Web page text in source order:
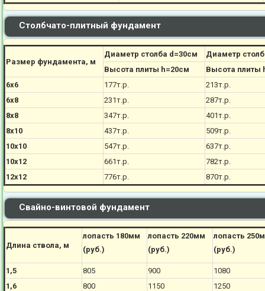
Столбчато-плитный фундамент
Размер фундамента, м
Диаметр столба d=30см
Диаметр
Высота плиты h=20см
Высота плиты
6х6
177т.р. 213т.р.
6х8
231т.р. 287т.р.
8х8
347т.р. 401т.р.
8х10
437т.р. 509т.р.
10х10
547т.р. 637т.р.
10х12
661т.р. 782т.р.
12х12
776т.р. 870т.р.
Свайно-винтовой фундамент
Длина ствола, м
лопасть 180мм
(руб.)
лопасть 220мм
(руб.)
лопасть
(руб.)
1,5 805 900
1080
1,6
800 1150
1250